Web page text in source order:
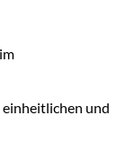
und